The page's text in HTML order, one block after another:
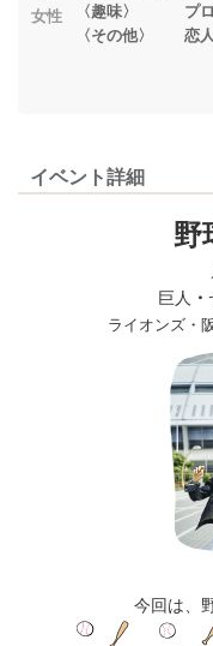
女性
〈趣味〉 プロ
〈その他〉 恋人
イベント詳細
野
巨人 ・
ライオンズ・
今回は、